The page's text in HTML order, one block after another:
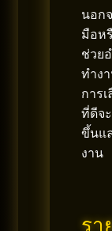
นอก
มือห
ช่วย
ทำง
การ
ที่ดีจ
ขึ้นแ
งาน
รา